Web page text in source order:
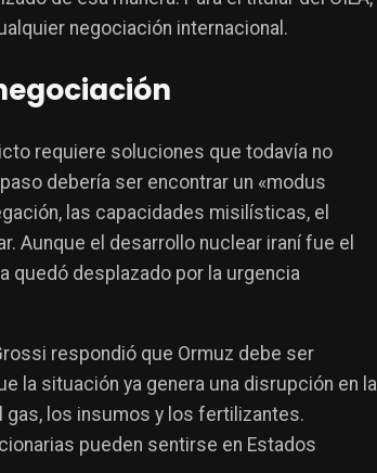
negociación internacional.
requiere soluciones que todavía no
debería ser encontrar un «modus
las capacidades misilísticas, el
Aunque el desarrollo nuclear iraní fue el
quedó desplazado por la urgencia
respondió que Ormuz debe ser
la situación ya genera una disrupción en la
gas, los insumos y los fertilizantes.
pueden sentirse en Estados